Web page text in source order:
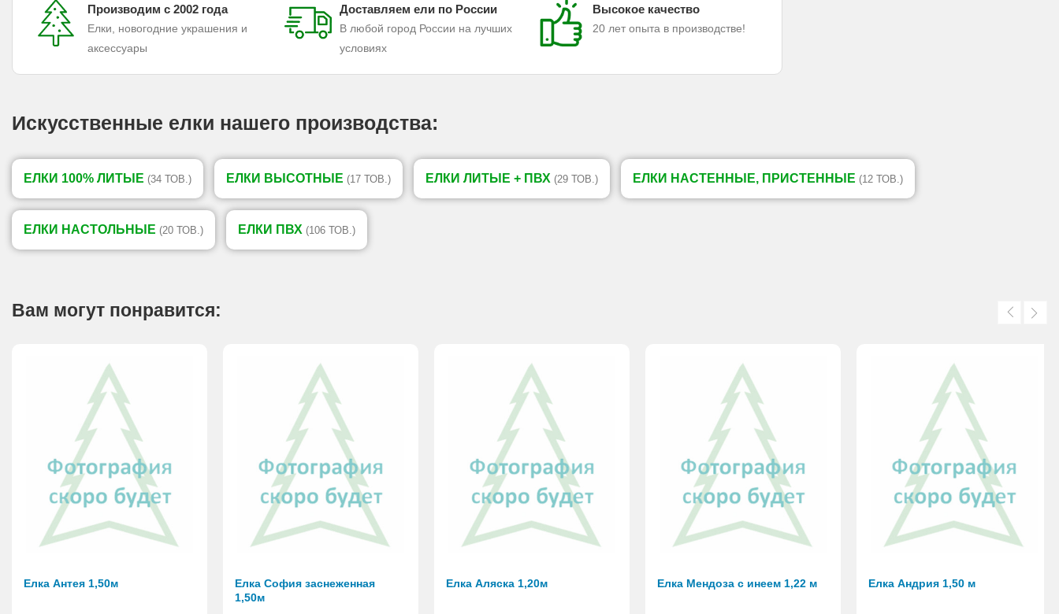
Производим с 2002 года
Елки, новогодние украшения и
аксессуары
Доставляем ели по России
В любой город России на лучших
условиях
Высокое качество
20 лет опыта в производстве!
Искусственные елки нашего производства:
ЕЛКИ 100% ЛИТЫЕ (34 ТОВ.) ЕЛКИ ВЫСОТНЫЕ (17 ТОВ.) ЕЛКИ ЛИТЫЕ + ПВХ (29 ТОВ.) ЕЛКИ НАСТЕННЫЕ, ПРИСТЕННЫЕ (12 ТОВ.)
ЕЛКИ НАСТОЛЬНЫЕ (20 ТОВ.) ЕЛКИ ПВХ (106 ТОВ.)
Вам могут понравится:
Елка Антея 1,50м
Елка София заснеженная
1,50м
Елка Аляска 1,20м Елка Мендоза с инеем 1,22 м Елка Андрия 1,50 м